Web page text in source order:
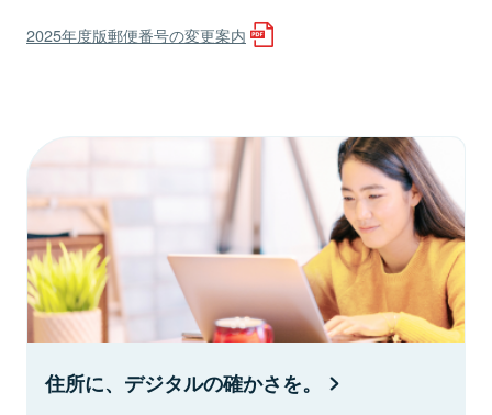
2025年度版郵便番号の変更案内
住所に、デジタルの確かさを。